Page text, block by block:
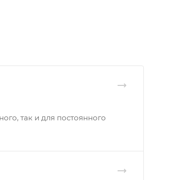
так и для постоянного